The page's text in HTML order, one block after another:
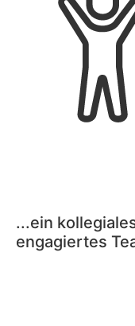
...ein
engagiertes